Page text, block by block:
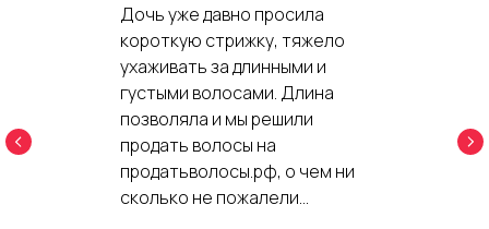
Дочь уже давно просила
короткую стрижку, тяжело
ухаживать за длинными и
густыми волосами. Длина
позволяла и мы решили
продать волосы на
продатьволосы.рф, о чем ни
сколько не пожалели...